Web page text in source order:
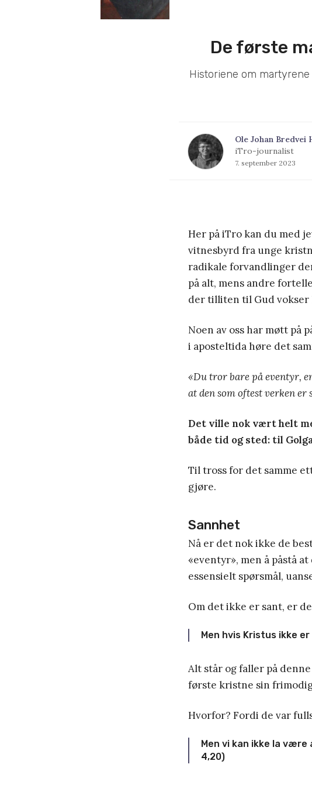
De første
Historiene om
Ole Johan Bredvei
iTro-journalist
7. september 2023
Her på iTro kan du med
vitnesbyrd fra unge
radikale forvandlinger
på alt, mens andre
der tilliten til Gud
Noen av oss har møtt på
i aposteltida høre det
«Du tror bare på eventyr,
at den som oftest verken
Det ville nok vært helt
både tid og sted: til
Til tross for det samme
gjøre.
Sannhet
Nå er det nok ikke de
«eventyr», men å påstå
essensielt spørsmål,
Om det ikke er sant, er
Men hvis Kristus ikke
Alt står og faller på
første kristne sin
Hvorfor? Fordi de var
Men vi kan ikke la
4,20)